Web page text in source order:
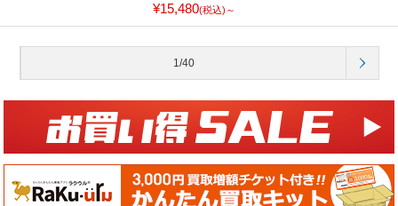
¥15,480(税込)～
1/40